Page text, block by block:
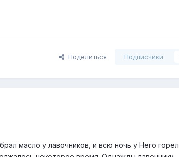
Поделиться Подписчики
масло у лавочников, и всю ночь у Него горел